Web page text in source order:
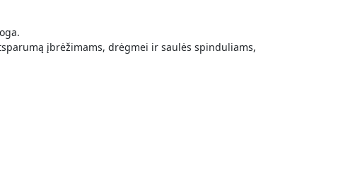
įbrėžimams, drėgmei ir saulės spinduliams,